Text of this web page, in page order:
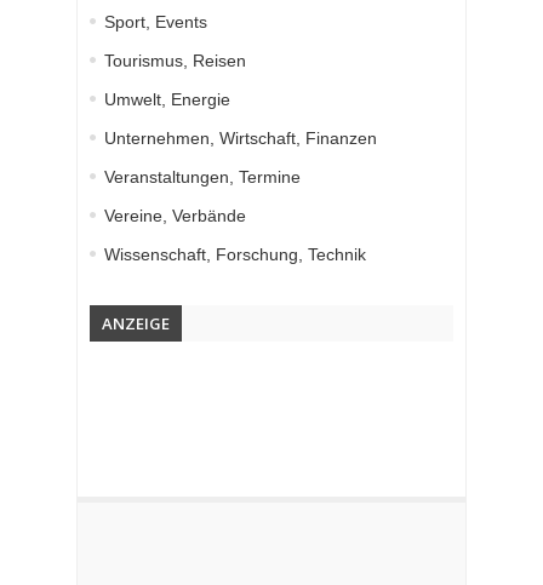
Sport, Events
Tourismus, Reisen
Umwelt, Energie
Unternehmen, Wirtschaft, Finanzen
Veranstaltungen, Termine
Vereine, Verbände
Wissenschaft, Forschung, Technik
ANZEIGE